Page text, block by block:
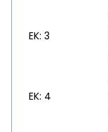
EK: 3
EK: 4